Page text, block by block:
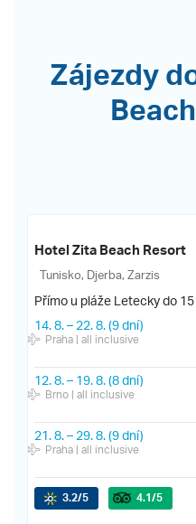
Zájezdy
Hotel Zita Beach Resort
Tunisko, Djerba, Zarzis
Přímo u pláže Letecky do
14. 8.– 22. 8.(9 dní)
Praha| all inclusive
12. 8.– 19. 8.(8 dní)
Brno| all inclusive
21. 8.– 29. 8.(9 dní)
Praha| all inclusive
3.2/5 4.1/5